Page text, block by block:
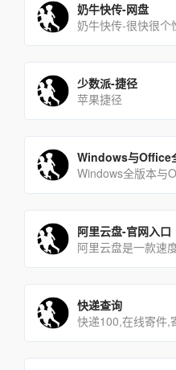
奶牛快传-网盘
奶牛快传-很快很个
少数派-捷径
苹果捷径
Windows与Office
Windows全版本与
阿里云盘-官网入口
快递查询